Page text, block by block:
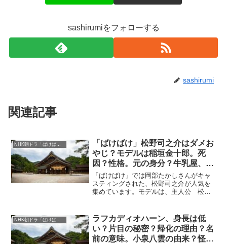
sashirumiをフォローする
sashirumi
関連記事
「ばけばけ」松野司之介はダメお
やじ？モデルは稲垣金十郎。死
因？性格。元の身分？牛乳屋、う
さぎ売りはほんと？岡部たかしキ
ャスティング
「ばけばけ」では岡部たかしさんがキャ
スティングされた、松野司之介が人気を
集めています。モデルは、主人公 松野
実際はどうだったのでしょう、職業には
きちんとついていたのでし...
NHK朝ドラ「ばけばけ」
ラフカディオハーン、身長は低
い？片目の秘密？帰化の理由？名
前の意味。小泉八雲の由来？怪談